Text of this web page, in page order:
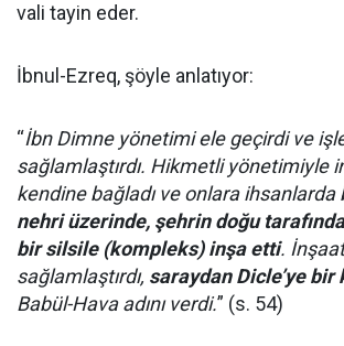
vali tayin eder.
İbnul-Ezreq, şöyle anlatıyor:
“İbn Dimne yönetimi ele geçirdi ve
sağlamlaştırdı. Hikmetli yönetimiyle
kendine bağladı ve onlara ihsanlarda
nehri üzerinde, şehrin doğu
bir silsile (kompleks) inşa etti.
sağlamlaştırdı, saraydan Dicle’ye bir
Babül-Hava adını verdi.” (s. 54)